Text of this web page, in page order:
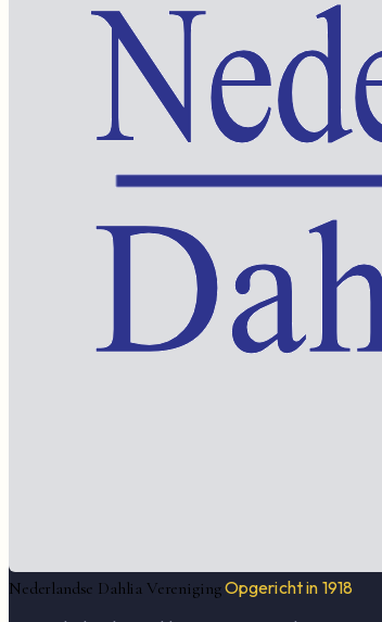
Nederlandse Dahlia VerenigingOpgericht in 1918